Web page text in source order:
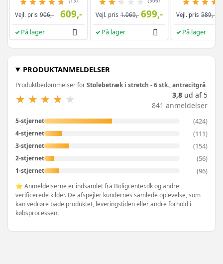
PRODUKTANMELDELSER
Produktbedømmelser forStolebetræk i stretch - 6 stk., antracitgrå
★
★ ★
★ ★
★ ★
★ ★
★ 3,8 ud af 5
841 anmeldelser
5-stjernet (424)
4-stjernet (111)
3-stjernet (154)
2-stjernet (56)
1-stjernet (96)
⭐ Anmeldelserne er indsamlet fra Boligcenter.dk og andre
verificerede kilder. De afspejler kundernes samlede oplevelse, som
kan vedrøre både produktet, leveringstiden eller andre forhold i
købsprocessen.
Vejl. pris 906,- 609,-
På lager
Vejl. pris 1.069,- 699,-
På lager
Vejl. pris 589,-
På lager